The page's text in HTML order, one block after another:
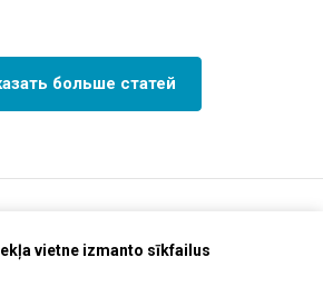
vietne izmanto sīkfailus
больше статей